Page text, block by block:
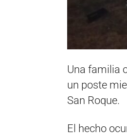
Una familia
un poste
San Roque.
El hecho